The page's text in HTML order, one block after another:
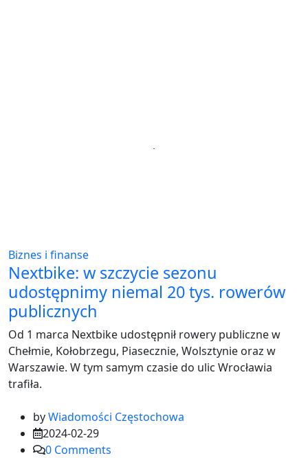
Biznes i finanse
Nextbike: w szczycie sezonu
udostępnimy niemal 20 tys. rowerów
publicznych
Od 1 marca Nextbike udostępnił rowery publiczne w
Chełmie, Kołobrzegu, Piasecznie, Wolsztynie oraz w
Warszawie. W tym samym czasie do ulic Wrocławia
trafiła.
byWiadomości Częstochowa
2024-02-29
0 Comments